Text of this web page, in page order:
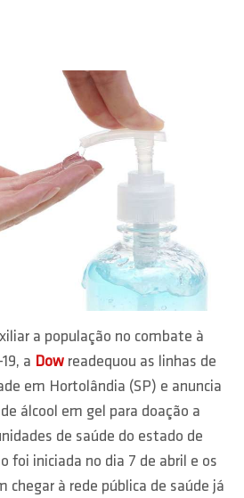
a população no combate à
a Dow readequou as linhas de
em Hortolândia (SP) e anuncia
álcool em gel para doação a
de saúde do estado de
foi iniciada no dia 7 de abril e os
chegar à rede pública de saúde já